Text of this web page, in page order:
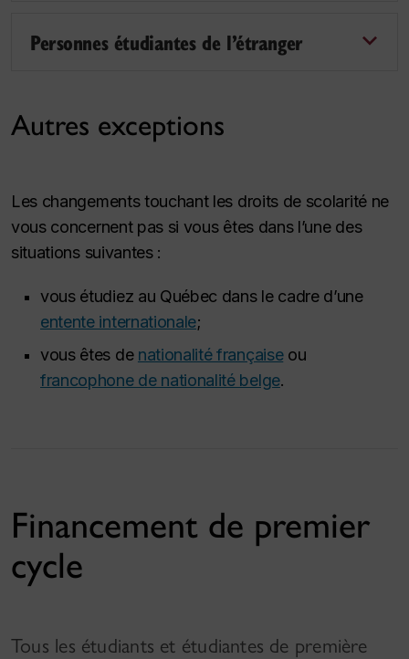
Personnes étudiantes de l’étranger
Autres exceptions
Les changements touchant les droits de scolarité ne
vous concernent pas si vous êtes dans l’une des
situations suivantes :
vous étudiez au Québec dans le cadre d’une
entente internationale;
vous êtes de nationalité françaiseou
francophone de nationalité belge.
Financement de premier
cycle
Tous les étudiants et étudiantes de première